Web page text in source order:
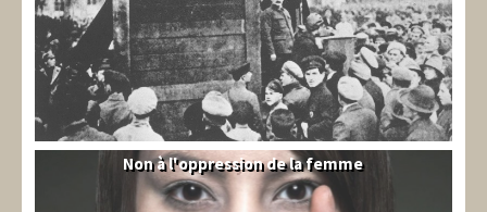
Syrie
Non à l'oppression de la femme